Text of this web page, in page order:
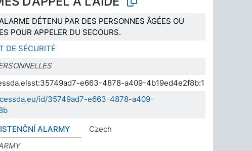
DÉTENU PAR DES PERSONNES ÂGÉES OU
POUR APPELER DU SECOURS.
DE SÉCURITÉ
e663-4878-a409-4b19ed4e2f8b:1
id/35749ad7-e663-4878-a409-
ALARMY
Czech